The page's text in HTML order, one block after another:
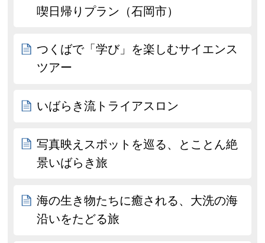
喫日帰りプラン（石岡市）
つくばで「学び」を楽しむサイエンス
ツアー
いばらき流トライアスロン
写真映えスポットを巡る、とことん絶
景いばらき旅
海の生き物たちに癒される、大洗の海
沿いをたどる旅